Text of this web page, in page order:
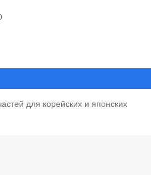
для корейских и японских